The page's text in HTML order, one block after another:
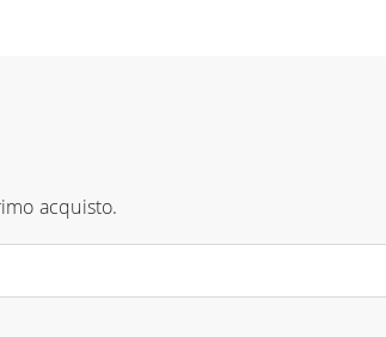
acquisto.